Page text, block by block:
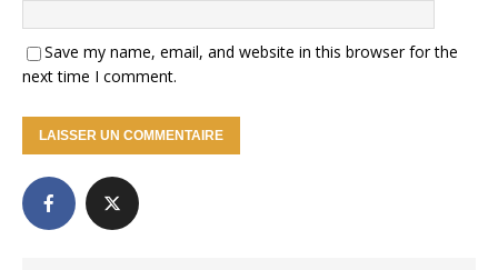
Save my name, email, and website in this browser for the
next time I comment.